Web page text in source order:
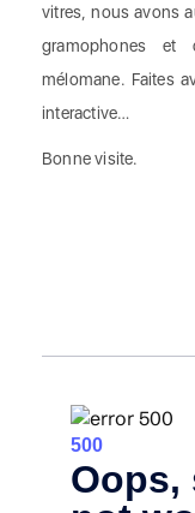
vitres, nous avons
gramophones
mélomane. Faites
interactive…
Bonne visite.